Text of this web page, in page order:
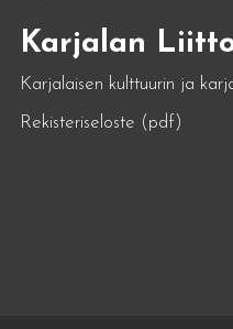
Karjalan
Karjalaisen kulttuurin ja
Rekisteriseloste (pdf)